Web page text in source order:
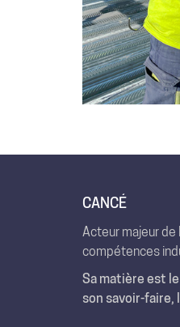
CANCÉ
Acteur majeur de
compétences
Sa matière est
son savoir-